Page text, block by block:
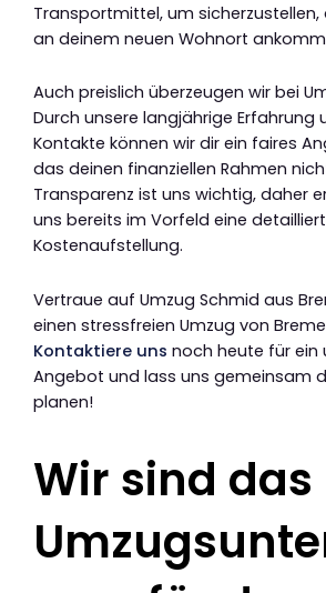
Transportmittel, um sicherzustellen,
an deinem neuen Wohnort
Auch preislich überzeugen wir bei
Durch unsere langjährige Erfahrung
Kontakte können wir dir ein faires
das deinen finanziellen Rahmen
Transparenz ist uns wichtig, daher
uns bereits im Vorfeld eine
Kostenaufstellung.
Vertraue auf Umzug Schmid aus
einen stressfreien Umzug von
Kontaktiere uns noch heute für ein
Angebot und lass uns gemeinsam
planen!
Wir sind das